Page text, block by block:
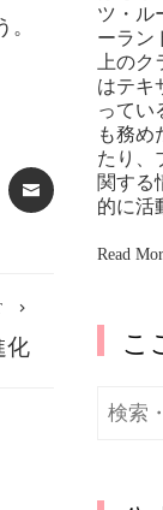
EMAIL
化
ツ・ル
ーラン
上の
はテキ
ってい
も務め
たり、
関する
的に活
Read
こ
索